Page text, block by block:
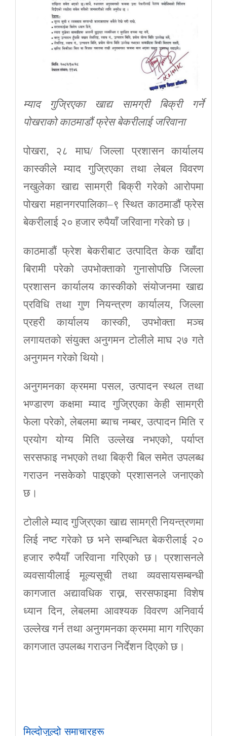
म्याद गुज्रिएका खाद्य सामग्री बिक्री गर्ने
पोखराको काठमाडौं फ्रेस बेकरीलाई जरिवाना
पोखरा, २८ माघ/ जिल्ला प्रशासन कार्यालय
कास्कीले म्याद गुज्रिएका तथा लेबल विवरण
नखुलेका खाद्य सामग्री बिक्री गरेको आरोपमा
पोखरा महानगरपालिका–९ स्थित काठमाडौं फ्रेस
बेकरीलाई २० हजार रुपैयाँ जरिवाना गरेको छ।
काठमाडौं फ्रेश बेकरीबाट उत्पादित केक खाँदा
बिरामी परेको उपभोक्ताको गुनासोपछि जिल्ला
प्रशासन कार्यालय कास्कीको संयोजनमा खाद्य
प्रविधि तथा गुण नियन्त्रण कार्यालय, जिल्ला
प्रहरी कार्यालय कास्की, उपभोक्ता मञ्च
लगायतको संयुक्त अनुगमन टोलीले माघ २७ गते
अनुगमन गरेको थियो।
अनुगमनका क्रममा पसल, उत्पादन स्थल तथा
भण्डारण कक्षमा म्याद गुज्रिएका केही सामग्री
फेला परेको, लेबलमा ब्याच नम्बर, उत्पादन मिति र
प्रयोग योग्य मिति उल्लेख नभएको, पर्याप्त
सरसफाइ नभएको तथा बिक्री बिल समेत उपलब्ध
गराउन नसकेको पाइएको प्रशासनले जनाएको
छ।
टोलीले म्याद गुज्रिएका खाद्य सामग्री नियन्त्रणमा
लिई नष्ट गरेको छ भने सम्बन्धित बेकरीलाई २०
हजार रुपैयाँ जरिवाना गरिएको छ। प्रशासनले
व्यवसायीलाई मूल्यसूची तथा व्यवसायसम्बन्धी
कागजात अद्यावधिक राख्न, सरसफाइमा विशेष
ध्यान दिन, लेबलमा आवश्यक विवरण अनिवार्य
उल्लेख गर्न तथा अनुगमनका क्रममा माग गरिएका
कागजात उपलब्ध गराउन निर्देशन दिएको छ।
मिल्दोजुल्दो समाचारहरू